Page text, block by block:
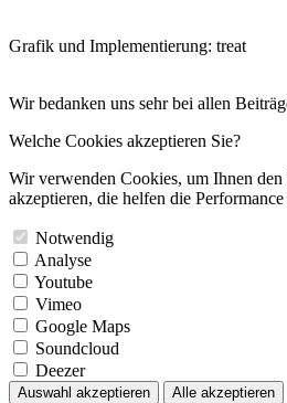
Grafik und Implementierung: treat
Wir bedanken uns sehr bei allen
Welche Cookies akzeptieren Sie?
Wir verwenden Cookies, um Ihnen
akzeptieren, die helfen die
Notwendig
Analyse
Youtube
Vimeo
Google Maps
Soundcloud
Deezer
Auswahl akzeptieren Alle akzeptieren